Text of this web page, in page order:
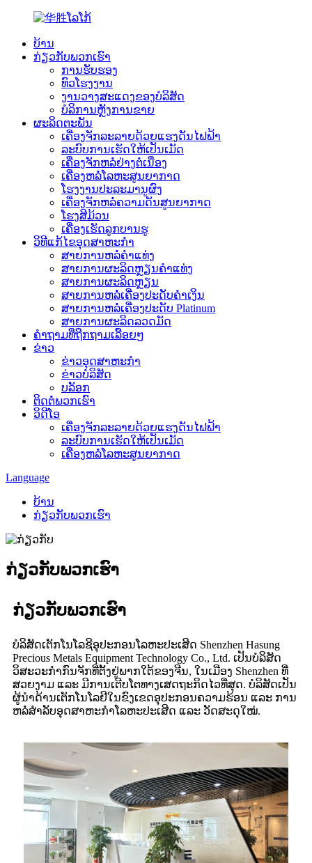
ບ້ານ
ກ່ຽວກັບພວກເຮົາ
ການຮັບຮອງ
ທົວໂຮງງານ
ງານວາງສະແດງຂອງບໍລິສັດ
ບໍລິການຫຼັງການຂາຍ
ຜະລິດຕະພັນ
ເຄື່ອງຈັກລະລາຍດ້ວຍແຮງດັນໄຟຟ້າ
ລະບົບການເຮັດໃຫ້ເປັນເມັດ
ເຄື່ອງຈັກຫລໍ່ຢ່າງຕໍ່ເນື່ອງ
ເຄື່ອງຫລໍ່ໂລຫະສູນຍາກາດ
ໂຮງງານປະລະມານູຜົງ
ເຄື່ອງຈັກຫລໍ່ຄວາມດັນສູນຍາກາດ
ໂຮງສີມ້ວນ
ເຄື່ອງເຮັດລູກບານຮູ
ວິທີແກ້ໄຂອຸດສາຫະກໍາ
ສາຍການຫລໍ່ຄຳແທ່ງ
ສາຍການຜະລິດຫຼຽນຄຳແທ່ງ
ສາຍການຜະລິດຫຼຽນ
ສາຍການຫລໍ່ເຄື່ອງປະດັບຄຳເງິນ
ສາຍການຫລໍ່ເຄື່ອງປະດັບ Platinum
ສາຍການຜະລິດລວດມັດ
ຄຳຖາມທີ່ຖືກຖາມເລື້ອຍໆ
ຂ່າວ
ຂ່າວອຸດສາຫະກຳ
ຂ່າວບໍລິສັດ
ບລັອກ
ຕິດຕໍ່ພວກເຮົາ
ວິດີໂອ
ເຄື່ອງຈັກລະລາຍດ້ວຍແຮງດັນໄຟຟ້າ
ລະບົບການເຮັດໃຫ້ເປັນເມັດ
ເຄື່ອງຫລໍ່ໂລຫະສູນຍາກາດ
Language
ບ້ານ
ກ່ຽວກັບພວກເຮົາ
ກ່ຽວກັບພວກເຮົາ
ກ່ຽວກັບພວກເຮົາ
ບໍລິສັດເຕັກໂນໂລຊີອຸປະກອນໂລຫະປະເສີດ Shenzhen Hasung
Precious Metals Equipment Technology Co., Ltd. ເປັນບໍລິສັດ
ວິສະວະກຳກົນຈັກທີ່ຕັ້ງຢູ່ພາກໃຕ້ຂອງຈີນ, ໃນເມືອງ Shenzhen ທີ່
ສວຍງາມ ແລະ ມີການເຕີບໂຕທາງເສດຖະກິດໄວທີ່ສຸດ. ບໍລິສັດເປັນ
ຜູ້ນໍາດ້ານເຕັກໂນໂລຢີໃນຂົງເຂດອຸປະກອນຄວາມຮ້ອນ ແລະ ການ
ຫລໍ່ສໍາລັບອຸດສາຫະກໍາໂລຫະປະເສີດ ແລະ ວັດສະດຸໃໝ່.